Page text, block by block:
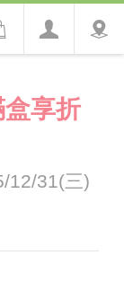
享折
12/31(三)